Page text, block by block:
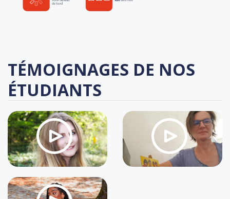
TÉMOIGNAGES DE NOS
ÉTUDIANTS